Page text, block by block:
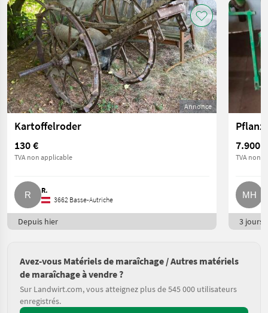
Annonce
Kartoffelroder
130 €
TVA non applicable
R.
3662 Basse-Autriche
Depuis hier
7.900 €
TVA non
3 jours
Avez-vous Matériels de maraîchage / Autres matériels
de maraîchage à vendre ?
Sur Landwirt.com, vous atteignez plus de 545 000 utilisateurs
enregistrés.